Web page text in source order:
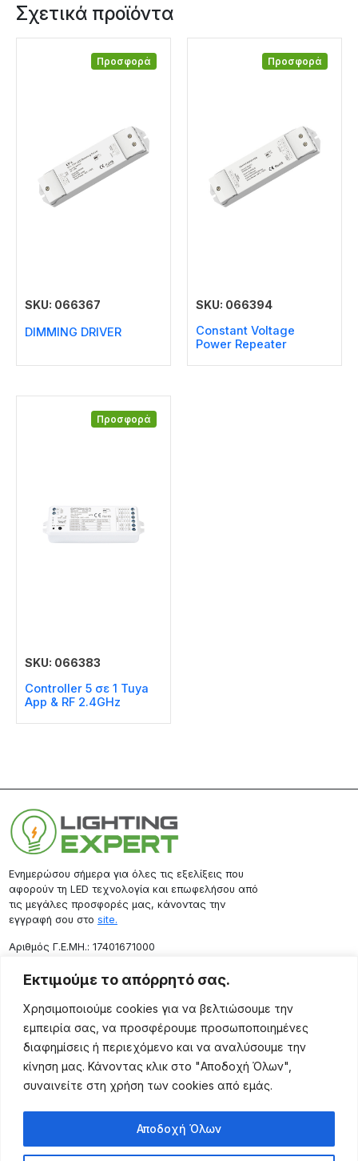
Εκτιμούμε το απόρρητό σας.
Χρησιμοποιούμε cookies για να βελτιώσουμε την
εμπειρία σας, να προσφέρουμε προσωποποιημένες
διαφημίσεις ή περιεχόμενο και να αναλύσουμε την
κίνηση μας. Κάνοντας κλικ στο "Αποδοχή Όλων",
συναινείτε στη χρήση των cookies από εμάς.
Αποδοχή Όλων
Σχετικά προϊόντα
Προσφορά
SKU: 066367
DIMMING DRIVER
Προσφορά
SKU: 066394
Constant Voltage
Power Repeater
Προσφορά
SKU: 066383
Controller 5 σε 1 Tuya
Αpp & RF 2.4GHz
Ενημερώσου σήμερα για όλες τις εξελίξεις που
αφορούν τη LED τεχνολογία και επωφελήσου από
τις μεγάλες προσφορές μας, κάνοντας την
εγγραφή σου στο site.
Aριθμός Γ.Ε.ΜΗ.: 17401671000
Επικοινωνία
Ρόδου 133, Αθήνα 10443
(+30) 211 725 5427
sales@lightingexpert.gr
Χρήσιμες Σελίδες